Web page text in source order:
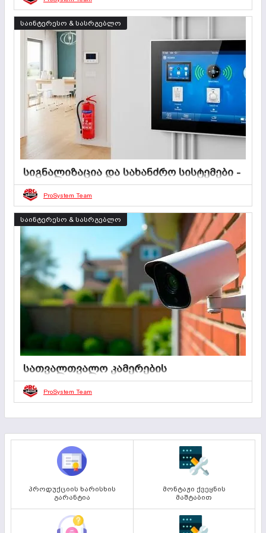
რა არის დომოფონი? დღესდღეობით, დომოფონი
ძირითადი უსაფრთხოებისა და კომფორტის შეუცვლელი
საშუალებაა როგორც საცხოვრებელი კორპუსების, ასევე
კერძო სახლების, მათ შორის საოფისე შენობების
მაცხოვრებლებისთვის. მას მართლაც ბევრი
უპირატესობა აქვს: უცხო პირების შესვლა აკრძალულია,
არ არის ხალხმრავლობა და ადამიანების გადაადგილება
ოპტიმიზირებულია.
საინტერესო & სასრგებლო
სიგნალიზაცია და სახანძრო სისტემები -
უსაფრთხო გარემოს აუცილებელი
ნაწილი
02 ივლისი 2025 0 3 წუთი
თანამედროვე სამყაროში, სადაც უსაფრთხოებას
გადამწყვეტი მნიშვნელობა აქვს, სიგნალიზაცია და
სახანძრო სისტემები იქცნენ აუცილებელ სტანდარტად
როგორც კერძო, ასევე საჯარო ობიექტებისთვის. ისინი
არა მხოლოდ გვაცნობებენ საფრთხის არსებობაზე,
არამედ ხშირად პრევენციულ ფუნქციასაც ასრულებენ —
აფრთხილებენ სისტემას და საშუალებას გვაძლევენ
დროულად მივიღოთ ზომები.
ProSystem Team
საინტერესო & სასრგებლო
სათვალთვალო კამერების
დანიშნულება
ProSystem Team
პროდუქციის ხარისხის
გარანტია
მონტაჟი ქვეყნის
მაშტაბით